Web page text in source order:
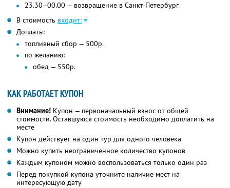
23.30–00.00 — возвращение в Санкт-Петербург
В стоимость входит:
Доплаты:
топливный сбор — 500р.
по желанию:
обед — 550р.
КАК РАБОТАЕТ КУПОН
Внимание! Купон — первоначальный взнос от общей
стоимости. Оставшуюся стоимость необходимо доплатить на
месте
Купон действует на один тур для одного человека
Можно купить неограниченное количество купонов
Каждым купоном можно воспользоваться только один раз
Перед покупкой купона уточните наличие мест на
интересующую дату